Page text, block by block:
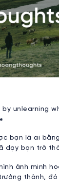
by unlearning
bạn là ai
dạy bạn trở
ảnh minh
thành,